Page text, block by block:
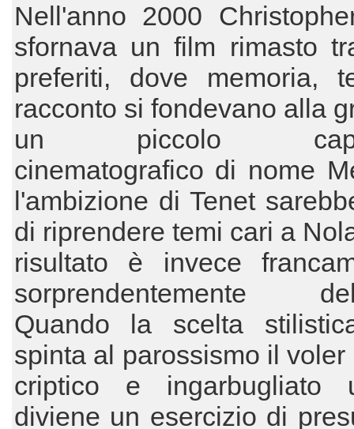
Nell'anno 2000
sfornava un film rimasto
preferiti, dove memoria,
racconto si fondevano alla
un piccolo
cinematografico di nome
l'ambizione di Tenet
di riprendere temi cari a
risultato è invece
sorprendentemente
Quando la scelta
spinta al parossismo il voler
criptico e ingarbugliato
diviene un esercizio di